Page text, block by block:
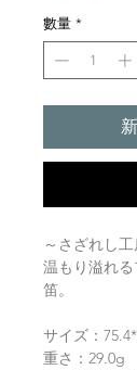
數量 *
～さざれし
温もり溢れ
笛。
サイズ：
重さ：29.0g